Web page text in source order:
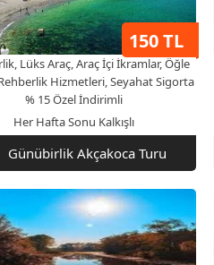
Lüks Araç, Araç İçi İkramlar, Öğle
Hizmetleri, Seyahat Sigorta
% 15 Özel İndirimli
Her Hafta Sonu Kalkışlı
Günübirlik Akçakoca Turu
150 TL